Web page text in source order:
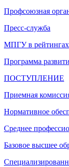
Профсоюзная
Пресс-служба
МПГУ в рейтингах
Программа
ПОСТУПЛЕНИЕ
Приемная
Нормативное
Среднее
Базовое высшее